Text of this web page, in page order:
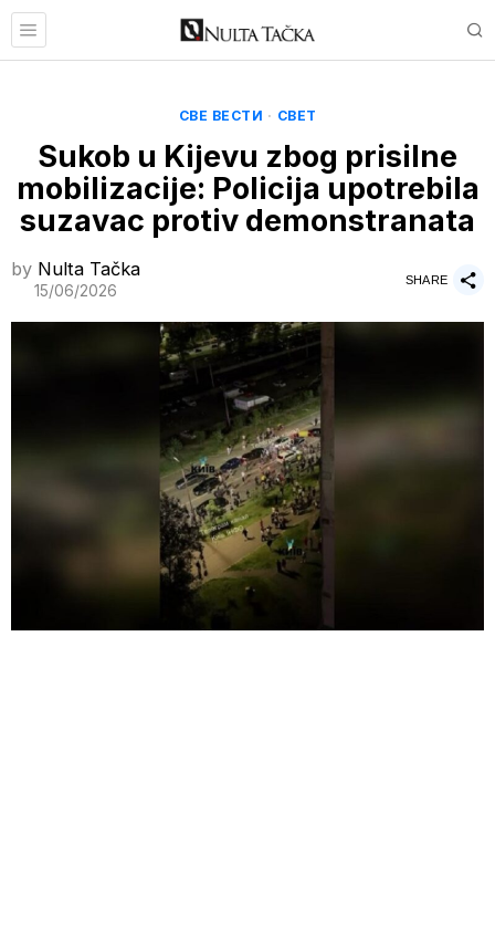
СВЕ ВЕСТИ · СВЕТ
Sukob u Kijevu zbog prisilne
mobilizacije: Policija upotrebila
suzavac protiv demonstranata
by Nulta Tačka
15/06/2026
SHARE